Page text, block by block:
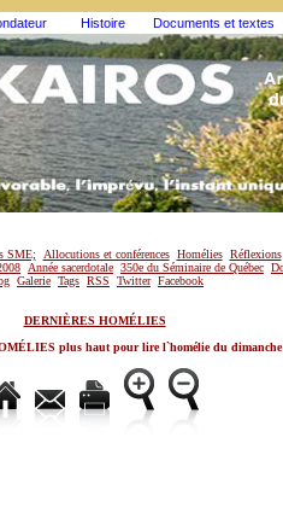
Histoire Documents et textes
SME; Allocutions et conférences Homélies Réflexions
Année sacerdotale 350e du Séminaire de Québec
Galerie Tags RSS Twitter Facebook
DERNIÈRES HOMÉLIES
plus haut pour lire l`homélie du dimanche